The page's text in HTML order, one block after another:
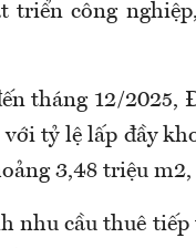
triển công
tháng 12/2025,
tỷ lệ lấp đầy
3,48 triệu
nhu cầu thuê